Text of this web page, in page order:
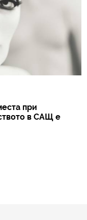
при
в САЩ е